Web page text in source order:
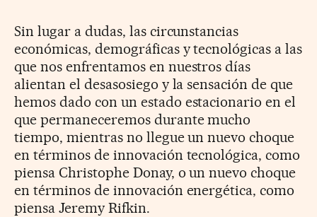
Sin lugar a dudas, las circunstancias
económicas, demográficas y tecnológicas a las
que nos enfrentamos en nuestros días
alientan el desasosiego y la sensación de que
hemos dado con un estado estacionario en el
que permaneceremos durante mucho
tiempo, mientras no llegue un nuevo choque
en términos de innovación tecnológica, como
piensa Christophe Donay, o un nuevo choque
en términos de innovación energética, como
piensa Jeremy Rifkin.